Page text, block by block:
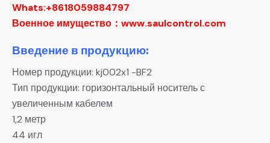
Whats:+8618059884797
Военное имущество：www.saulcontrol.com
Введение в продукцию:
Номер продукции: kj002x1 -BF2
Тип продукции: горизонтальный носитель с
увеличенным кабелем
1,2 метр
44 игл